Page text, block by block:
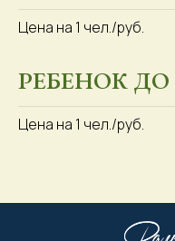
Цена на 1 чел./руб.
РЕБЕНОК ДО
Цена на 1 чел./руб.